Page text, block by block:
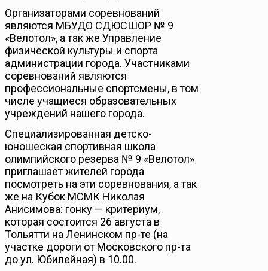
Организаторами соревнований
являются МБУДО СДЮСШОР № 9
«Велотол», а так же Управление
физической культуры и спорта
администрации города. Участниками
соревнований являются
профессиональные спортсмены, в том
числе учащиеся образовательных
учреждений нашего города.
Специализированная детско-
юношеская спортивная школа
олимпийского резерва № 9 «Велотол»
приглашает жителей города
посмотреть на эти соревнования, а так
же на Кубок МСМК Николая
Анисимова: гонку — критериум,
которая состоится 26 августа в
Тольятти на Ленинском пр-те (на
участке дороги от Московского пр-та
до ул. Юбилейная) в 10.00.